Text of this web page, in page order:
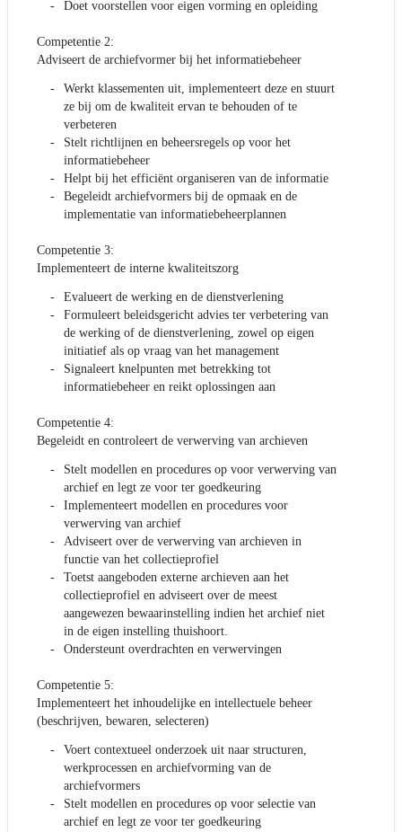
Doet voorstellen voor eigen vorming en opleiding
Competentie 2:
Adviseert de archiefvormer bij het informatiebeheer
Werkt klassementen uit, implementeert deze en stuurt
ze bij om de kwaliteit ervan te behouden of te
verbeteren
Stelt richtlijnen en beheersregels op voor het
informatiebeheer
Helpt bij het efficiënt organiseren van de informatie
Begeleidt archiefvormers bij de opmaak en de
implementatie van informatiebeheerplannen
Competentie 3:
Implementeert de interne kwaliteitszorg
Evalueert de werking en de dienstverlening
Formuleert beleidsgericht advies ter verbetering van
de werking of de dienstverlening, zowel op eigen
initiatief als op vraag van het management
Signaleert knelpunten met betrekking tot
informatiebeheer en reikt oplossingen aan
Competentie 4:
Begeleidt en controleert de verwerving van archieven
Stelt modellen en procedures op voor verwerving van
archief en legt ze voor ter goedkeuring
Implementeert modellen en procedures voor
verwerving van archief
Adviseert over de verwerving van archieven in
functie van het collectieprofiel
Toetst aangeboden externe archieven aan het
collectieprofiel en adviseert over de meest
aangewezen bewaarinstelling indien het archief niet
in de eigen instelling thuishoort.
Ondersteunt overdrachten en verwervingen
Competentie 5:
Implementeert het inhoudelijke en intellectuele beheer
(beschrijven, bewaren, selecteren)
Voert contextueel onderzoek uit naar structuren,
werkprocessen en archiefvorming van de
archiefvormers
Stelt modellen en procedures op voor selectie van
archief en legt ze voor ter goedkeuring